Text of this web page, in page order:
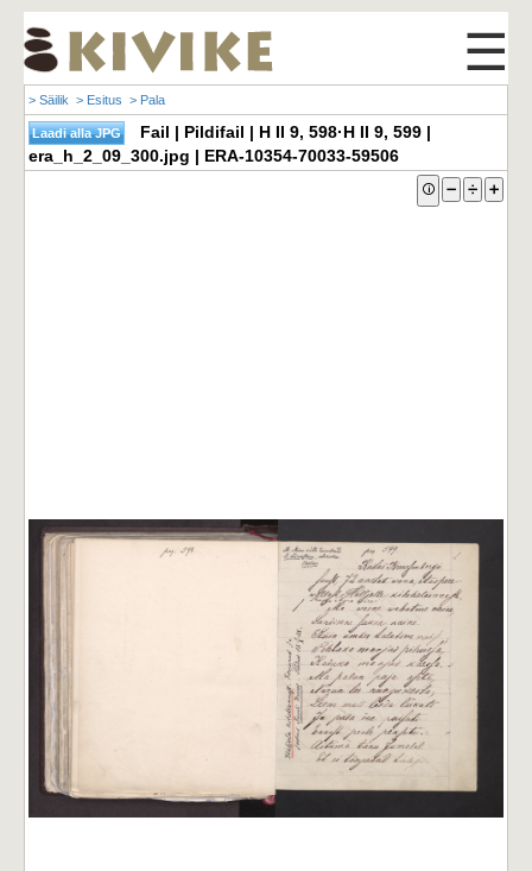
☰
> Säilik > Esitus > Pala
Fail | Pildifail | H II 9, 598·H II 9, 599 |
era_h_2_09_300.jpg | ERA-10354-70033-59506